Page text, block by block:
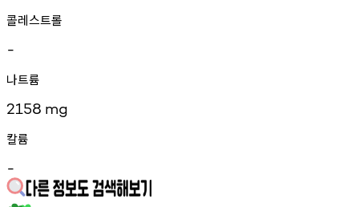
콜레스트롤
-
나트륨
2158 mg
칼륨
-